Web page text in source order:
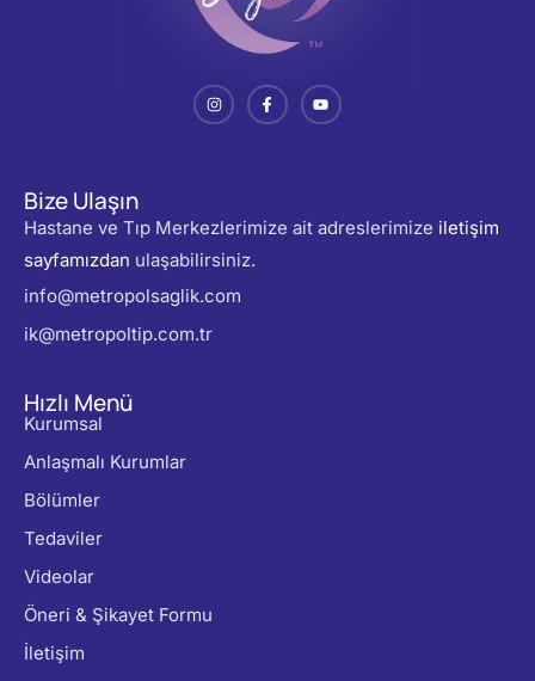
Bize Ulaşın
Hastane ve Tıp Merkezlerimize ait adreslerimize iletişim
sayfamızdan ulaşabilirsiniz.
info@metropolsaglik.com
ik@metropoltip.com.tr
Hızlı Menü
Kurumsal
Anlaşmalı Kurumlar
Bölümler
Tedaviler
Videolar
Öneri & Şikayet Formu
İletişim